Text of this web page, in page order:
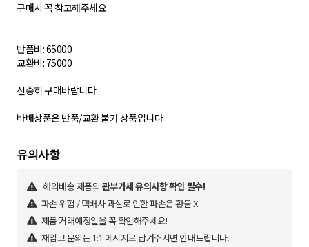
구매시 꼭 참고해주세요
반품비: 65000
교환비: 75000
신중히 구매바랍니다
바배상품은 반품/교환 불가 상품입니다
유의사항
해외배송 제품의 관부가세 유의사항 확인 필수!
파손 위험 / 택배사 과실로 인한 파손은 환불 X
제품 거래예정일을 꼭 확인해주세요!
재입고 문의는 1:1 메시지로 남겨주시면 안내드립니다.